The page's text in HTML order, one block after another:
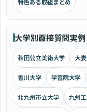
特色ある取組まとめ
大学別面接質問実例
秋田公立美術大学 大
香川大学 学習院大学
北九州市立大学 九州